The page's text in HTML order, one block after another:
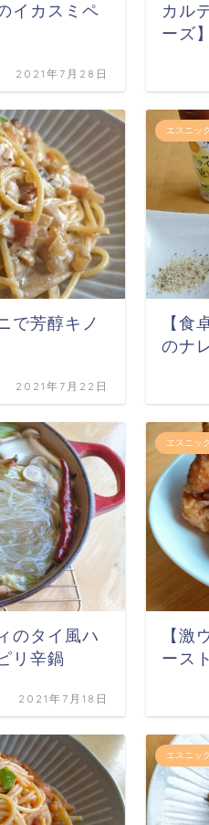
イカスミペ
2021年7月28日
カル
ーズ
で芳醇キノ
2021年7月22日
エスニッ
【食
のナ
のタイ風ハ
リ辛鍋
2021年7月18日
エスニッ
【激
ース
エスニッ